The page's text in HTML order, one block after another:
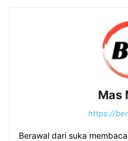
Mas
https://
Berawal dari suka